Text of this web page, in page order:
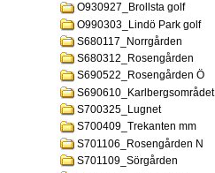
O930927_Brollsta golf
O990303_Lindö Park golf
S680117_Norrgården
S680312_Rosengården
S690522_Rosengården Ö
S690610_Karlbergsområdet
S700325_Lugnet
S700409_Trekanten mm
S701106_Rosengården N
S701109_Sörgården